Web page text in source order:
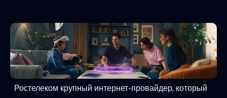
Ростелеком крупный интернет-провайдер, который